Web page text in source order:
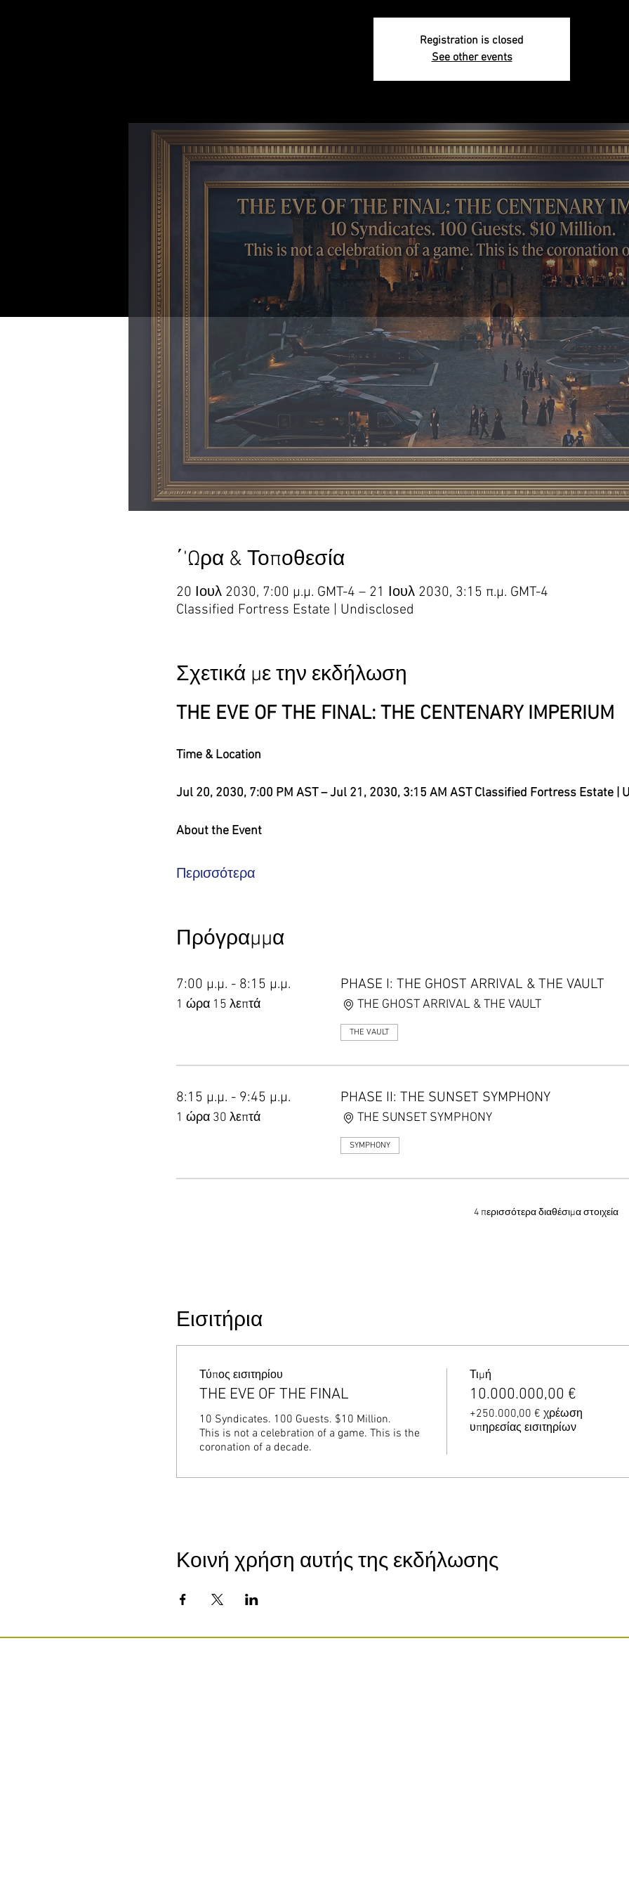
Registration is closed
See other events
΄'Ωρα & Τοποθεσία
20 Ιουλ 2030, 7:00 μ.μ. GMT-4 – 21 Ιουλ 2030, 3:15 π.μ. GMT-4
Classified Fortress Estate | Undisclosed
Σχετικά με την εκδήλωση
THE EVE OF THE FINAL: THE CENTENARY IMPERIUM
Time & Location
Jul 20, 2030, 7:00 PM AST – Jul 21, 2030, 3:15 AM AST Classified Fortress Estate |
About the Event
Περισσότερα
Πρόγραμμα
7:00 μ.μ. - 8:15 μ.μ.
1 ώρα 15 λεπτά
PHASE I: THE GHOST ARRIVAL & THE VAULT
THE GHOST ARRIVAL & THE VAULT
THE VAULT
8:15 μ.μ. - 9:45 μ.μ.
1 ώρα 30 λεπτά
PHASE II: THE SUNSET SYMPHONY
THE SUNSET SYMPHONY
SYMPHONY
4 περισσότερα διαθέσιμα στοιχεία
Εισιτήρια
Τύπος εισιτηρίου
THE EVE OF THE FINAL
10 Syndicates. 100 Guests. $10 Million.
This is not a celebration of a game. This is the
coronation of a decade.
Τιμή
10.000.000,00 €
+250.000,00 € χρέωση
υπηρεσίας εισιτηρίων
Κοινή χρήση αυτής της εκδήλωσης